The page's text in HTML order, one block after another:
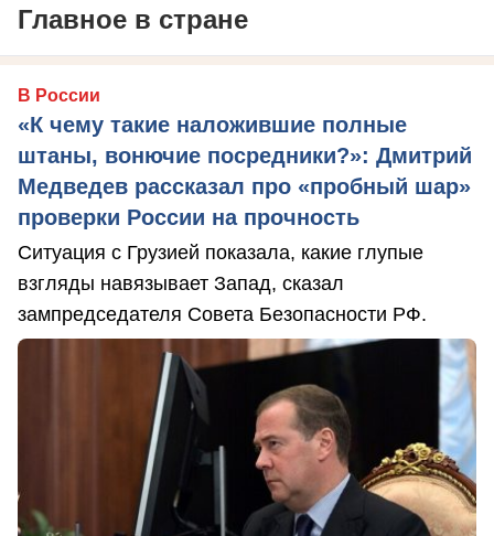
Главное в стране
В России
«К чему такие наложившие полные
штаны, вонючие посредники?»: Дмитрий
Медведев рассказал про «пробный шар»
проверки России на прочность
Ситуация с Грузией показала, какие глупые
взгляды навязывает Запад, сказал
зампредседателя Совета Безопасности РФ.